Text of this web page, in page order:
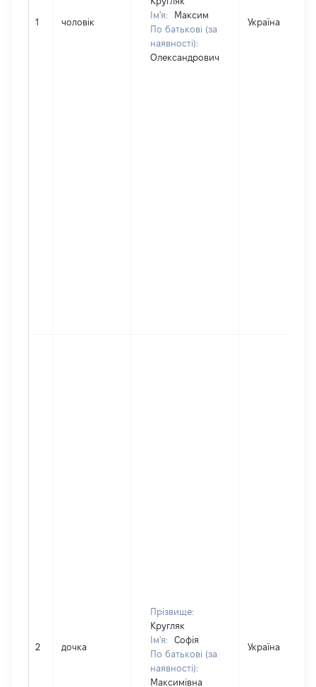
1 чоловік
Ім'я:
Максим
По батькові (за
наявності):
Олександрович
Україна
2 дочка
Прізвище:
Кругляк
Ім'я:
Софія
По батькові (за
наявності):
Максимівна
Україна